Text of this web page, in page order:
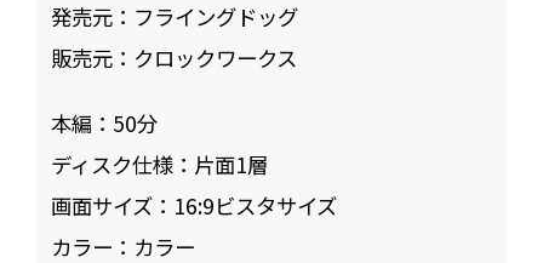
発売元： フライングドッグ
販売元： クロックワークス
本編： 50
ディスク仕様： 片面1層
画面サイズ： 16:9ビスタサイズ
カラー： カラー